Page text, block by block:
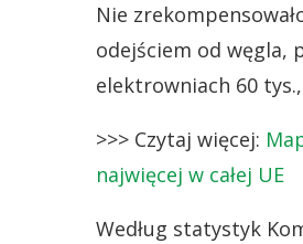
Nie
odejściem od węgla,
elektrowniach 60
>>> Czytaj więcej:
najwięcej w całej UE
Według statystyk